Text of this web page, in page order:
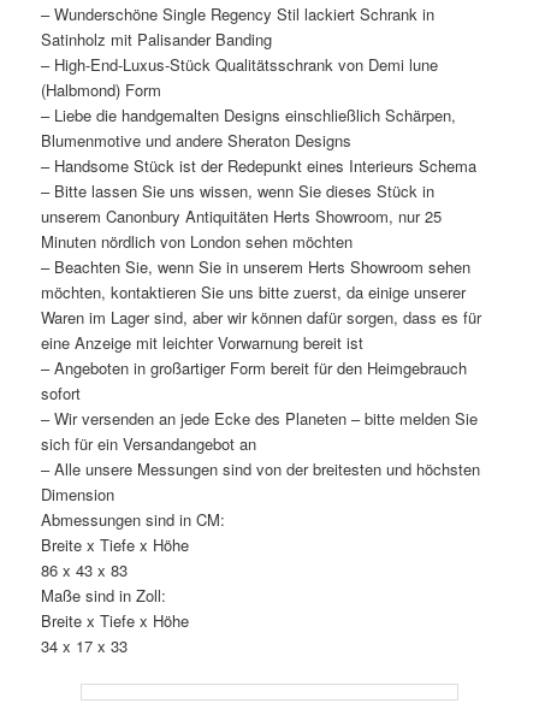
– Wunderschöne Single Regency Stil lackiert Schrank in
Satinholz mit Palisander Banding
– High-End-Luxus-Stück Qualitätsschrank von Demi lune
(Halbmond) Form
– Liebe die handgemalten Designs einschließlich Schärpen,
Blumenmotive und andere Sheraton Designs
– Handsome Stück ist der Redepunkt eines Interieurs Schema
– Bitte lassen Sie uns wissen, wenn Sie dieses Stück in
unserem Canonbury Antiquitäten Herts Showroom, nur 25
Minuten nördlich von London sehen möchten
– Beachten Sie, wenn Sie in unserem Herts Showroom sehen
möchten, kontaktieren Sie uns bitte zuerst, da einige unserer
Waren im Lager sind, aber wir können dafür sorgen, dass es für
eine Anzeige mit leichter Vorwarnung bereit ist
– Angeboten in großartiger Form bereit für den Heimgebrauch
sofort
– Wir versenden an jede Ecke des Planeten – bitte melden Sie
sich für ein Versandangebot an
– Alle unsere Messungen sind von der breitesten und höchsten
Dimension
Abmessungen sind in CM:
Breite x Tiefe x Höhe
86 x 43 x 83
Maße sind in Zoll:
Breite x Tiefe x Höhe
34 x 17 x 33